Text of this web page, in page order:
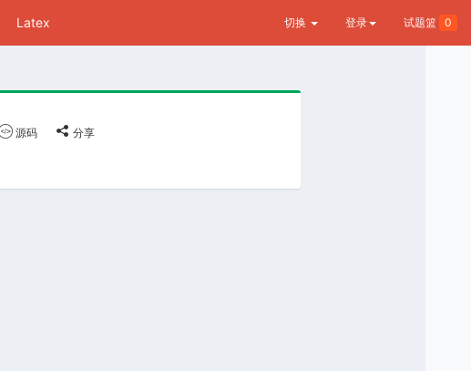
Latex 切换 登录 试题篮 0
源码 分享